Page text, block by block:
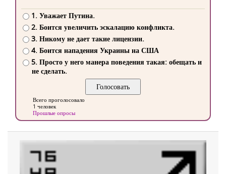
1. Уважает Путина.
2. Боится увеличить эскалацию конфликта.
3. Никому не дает такие лицензии.
4. Боится нападения Украины на США
5. Просто у него манера поведения такая: обещать и
не сделать.
Всего проголосовало
1 человек
Прошлые опросы